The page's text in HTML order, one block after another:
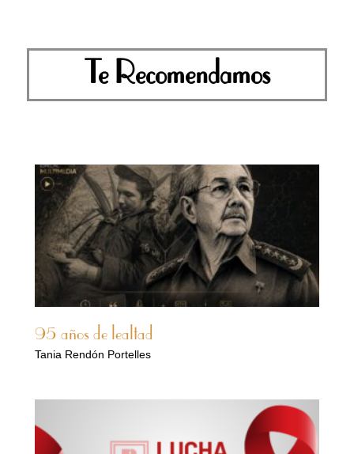
Te Recomendamos
95 años de lealtad
Tania Rendón Portelles